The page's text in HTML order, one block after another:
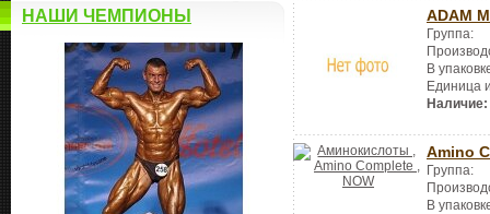
НАШИ ЧЕМПИОНЫ ADAM
Группа:
В
Единица
Наличие:
Amino
Группа:
В